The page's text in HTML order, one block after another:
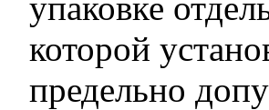
которой
предельно